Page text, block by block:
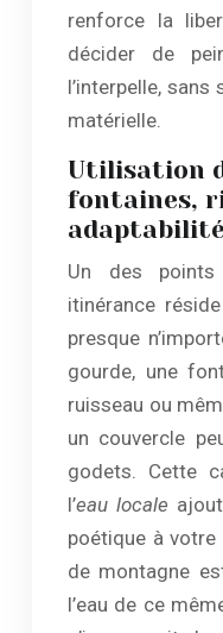
renforce la
décider de
l’interpelle, sans
matérielle.
Utilisation
fontaines,
Un des
itinérance
presque
gourde, une
ruisseau ou
un couvercle
godets. Cette
l’eau locale
poétique à votre
de montagne
l’eau de ce